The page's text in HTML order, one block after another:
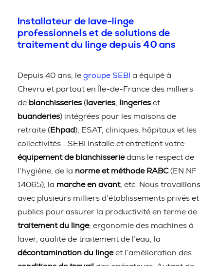
Installateur de lave-linge
professionnels et de solutions de
traitement du linge depuis 40 ans
Depuis 40 ans, le groupe SEBI a équipé à
Chevru et partout en Île-de-France des milliers
de blanchisseries ( laveries lingeries et
buanderies) intégrées pour les maisons de
retraite (Ehpad), ESAT, cliniques, hôpitaux et les
collectivités… SEBI installe et entretient votre
équipement de blanchisseriedans le respect de
l’hygiène, de la norme et méthode RABC(EN NF
14065), la marche en avant, etc. Nous travaillons
avec plusieurs milliers d’établissements privés et
publics pour assurer la productivité en terme de
traitement du linge; ergonomie des machines à
laver, qualité de traitement de l’eau, la
décontamination du lingeet l’amélioration des